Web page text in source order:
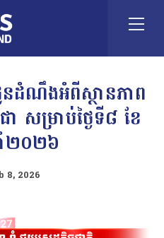
ដំណឹងអំពីស្ថានភាព
សម្រាប់ថ្ងៃទី៨ ខែ
ាំ២០២៦
8, 2026